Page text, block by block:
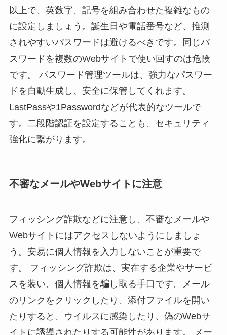
以上で、英数字、記号を組み合わせた複雑なもの
に設定しましょう。誕生日や電話番号など、推測
されやすいパスワードは避けるべきです。同じパ
スワードを複数のWebサイトで使い回すのは危険
です。 パスワード管理ツールは、強力なパスワー
ドを自動生成し、安全に保管してくれます。
LastPassや1Passwordなどが代表的なツールで
す。二段階認証を設定することも、セキュリティ
強化に繋がります。
不審なメールやWebサイトに注意
フィッシング詐欺などに注意し、不審なメールや
Webサイトにはアクセスしないようにしましょ
う。安易に個人情報を入力しないことが重要で
す。 フィッシング詐欺は、実在する企業やサービ
スを装い、個人情報を騙し取る手口です。メール
のリンクをクリックしたり、添付ファイルを開い
たりすると、ウイルスに感染したり、偽のWebサ
イトに誘導されたりする可能性があります。 メー